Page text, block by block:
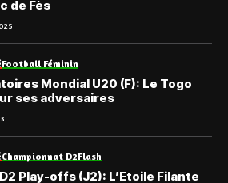
de Fès
Football Féminin
Mondial U20 (F): Le Togo
ses adversaires
Championnat D2Flash
Play-offs (J2): L’Etoile Filante